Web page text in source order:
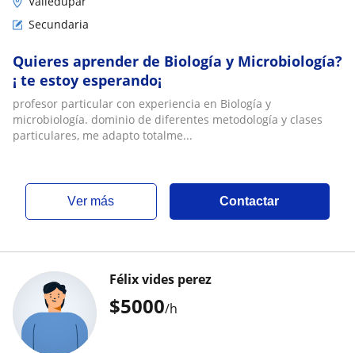
Secundaria
Quieres aprender de Biología y Microbiología?
¡ te estoy esperando¡
profesor particular con experiencia en Biología y
microbiología. dominio de diferentes metodología y clases
particulares, me adapto totalme...
ver más Contactar
$5000/h
Félix vides perez